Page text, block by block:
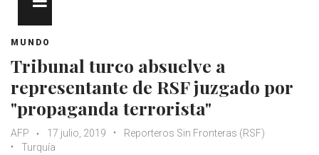
MUNDO
Tribunal turco absuelve a
representante de RSF juzgado por
"propaganda terrorista"
AFP 17 julio, 2019
Reporteros Sin Fronteras (RSF)
Turquía